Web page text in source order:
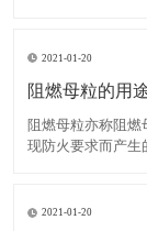
了燃烧速度，直到
2021-01-20
阻燃母粒的用
阻燃母粒亦称阻
现防火要求而产生
浪费。 2、与树脂
2021-01-20